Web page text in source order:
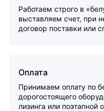
Работаем строго в
выставляем счет, при
договор поставки или
Оплата
Принимаем оплату по
дорогостоящего
лизинга или поэтапной